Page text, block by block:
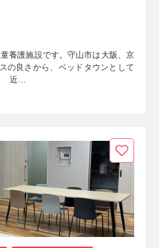
養護施設です。守山市は大阪、京
の良さから、ベッドタウンとして
近…